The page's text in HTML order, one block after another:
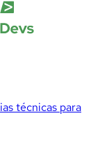
técnicas para